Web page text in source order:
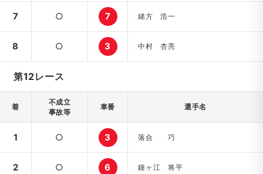
7 ○ 7 緒方 浩一
8 ○ 3 中村 杏亮
第12レース
着
不成立
事故等
車番 選手名
1 ○ 3 落合 巧
2 ○ 6 鐘ヶ江 将平